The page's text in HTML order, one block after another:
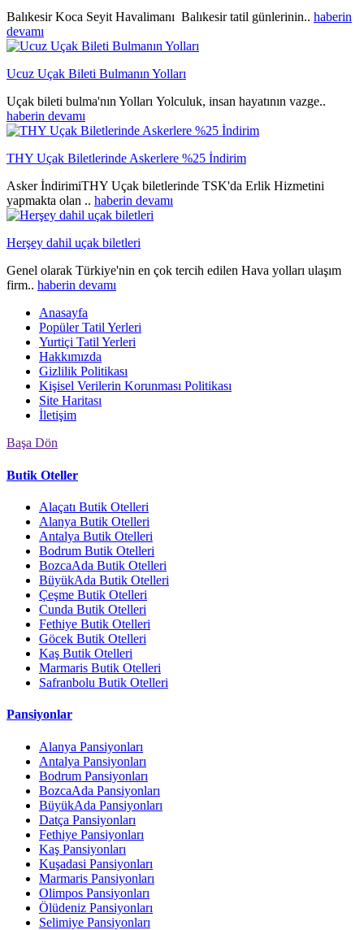
Balıkesir Koca Seyit Havalimanı Balıkesir tatil günlerinin.. haberin
devamı
Ucuz Uçak Bileti Bulmanın Yolları
Uçak bileti bulma'nın Yolları Yolculuk, insan hayatının vazge..
haberin devamı
THY Uçak Biletlerinde Askerlere %25 İndirim
Asker İndirimiTHY Uçak biletlerinde TSK'da Erlik Hizmetini
yapmakta olan .. haberin devamı
Herşey dahil uçak biletleri
Genel olarak Türkiye'nin en çok tercih edilen Hava yolları ulaşım
firm.. haberin devamı
Anasayfa
Popüler Tatil Yerleri
Yurtiçi Tatil Yerleri
Hakkımızda
Gizlilik Politikası
Kişisel Verilerin Korunması Politikası
Site Haritası
İletişim
Başa Dön
Butik Oteller
Alaçatı Butik Otelleri
Alanya Butik Otelleri
Antalya Butik Otelleri
Bodrum Butik Otelleri
BozcaAda Butik Otelleri
BüyükAda Butik Otelleri
Çeşme Butik Otelleri
Cunda Butik Otelleri
Fethiye Butik Otelleri
Göcek Butik Otelleri
Kaş Butik Otelleri
Marmaris Butik Otelleri
Safranbolu Butik Otelleri
Pansiyonlar
Alanya Pansiyonları
Antalya Pansiyonları
Bodrum Pansiyonları
BozcaAda Pansiyonları
BüyükAda Pansiyonları
Datça Pansiyonları
Fethiye Pansiyonları
Kaş Pansiyonları
Kuşadasi Pansiyonları
Marmaris Pansiyonları
Olimpos Pansiyonları
Ölüdeniz Pansiyonları
Selimiye Pansiyonları